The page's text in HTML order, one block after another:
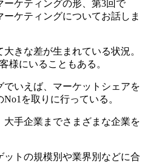
ーケティングの形、第3回で
ケティングについてお話しま
きな差が生まれている状況。
様にいることもある。
でいえば、マーケットシェアを
を取りに行っている。
大手企業までさまざまな企業を
ットの規模別や業界別などに合